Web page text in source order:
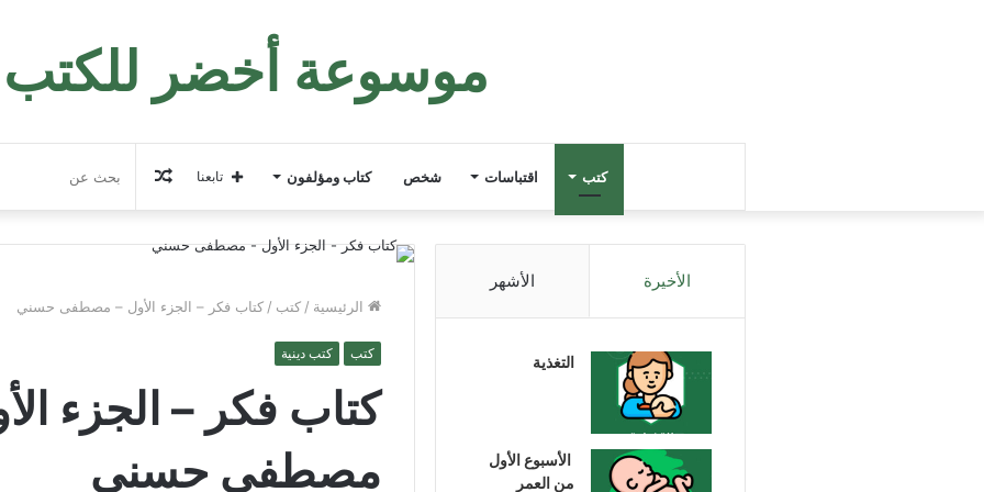
موسوعة أخضر للكتب
كتب اقتباسات شخص كتاب ومؤلفون مقال
عشوائي
تابعنا
الرئيسية / كتب / كتاب فكر – الجزء الأول – مصطفى حسني
كتب كتب دينية
كتاب فكر – الجزء
مصطفى حسني
الأخيرة الأشهر
التغذية
الأسبوع الأول
من العمر